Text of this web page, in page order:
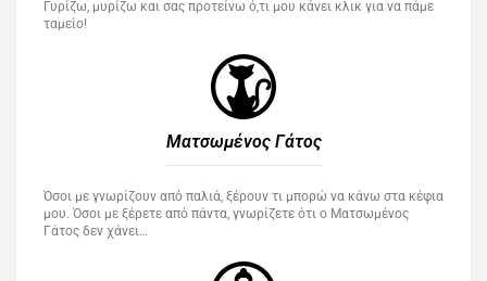
Γυρίζω, μυρίζω και σας προτείνω ό,τι μου κάνει κλικ για να πάμε
ταμείο!
Ματσωμένος Γάτος​
Όσοι με γνωρίζουν από παλιά, ξέρουν τι μπορώ να κάνω στα κέφια
μου. Όσοι με ξέρετε από πάντα, γνωρίζετε ότι ο Ματσωμένος
Γάτος δεν χάνει…